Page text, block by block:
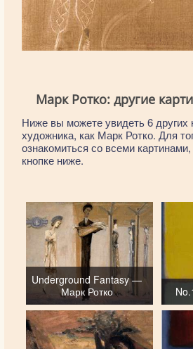
Марк Ротко: другие
Ниже вы можете увидеть 6 других
художника, как Марк Ротко. Для
ознакомиться со всеми
кнопке ниже.
Underground Fantasy —
Марк Ротко